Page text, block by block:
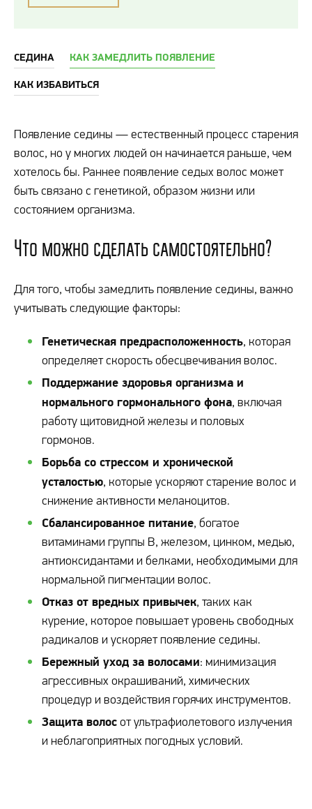
СЕДИНА КАК ЗАМЕДЛИТЬ ПОЯВЛЕНИЕ
КАК ИЗБАВИТЬСЯ
Появление седины — естественный процесс старения
волос, но у многих людей он начинается раньше, чем
хотелось бы. Раннее появление седых волос может
быть связано с генетикой, образом жизни или
состоянием организма.
Что можно сделать самостоятельно?
Для того, чтобы замедлить появление седины, важно
учитывать следующие факторы:
Генетическая предрасположенность, которая
определяет скорость обесцвечивания волос.
Поддержание здоровья организма и
нормального гормонального фона, включая
работу щитовидной железы и половых
гормонов.
Борьба со стрессом и хронической
усталостью, которые ускоряют старение волос и
снижение активности меланоцитов.
Сбалансированное питание, богатое
витаминами группы B, железом, цинком, медью,
антиоксидантами и белками, необходимыми для
нормальной пигментации волос.
Отказ от вредных привычек, таких как
курение, которое повышает уровень свободных
радикалов и ускоряет появление седины.
Бережный уход за волосами: минимизация
агрессивных окрашиваний, химических
процедур и воздействия горячих инструментов.
Защита волос от ультрафиолетового излучения
и неблагоприятных погодных условий.